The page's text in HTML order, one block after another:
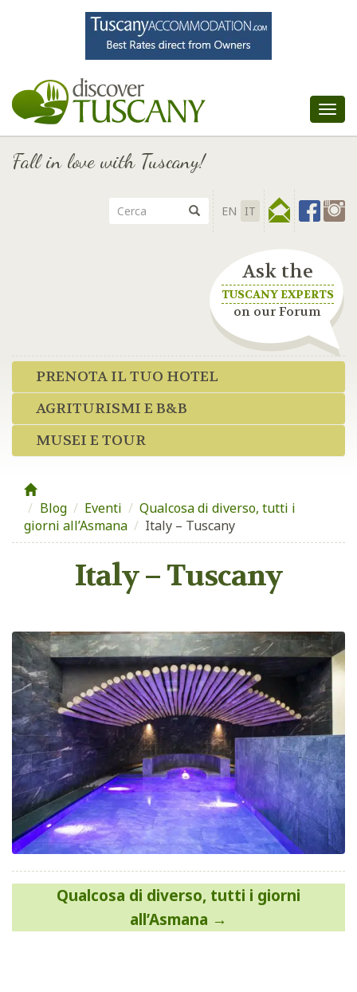
Fall in love with Tuscany!
EN IT
Ask the
TUSCANY EXPERTS
on our Forum
PRENOTA IL TUO HOTEL
AGRITURISMI E B&B
MUSEI E TOUR
Blog / Eventi / Qualcosa di diverso, tutti i
giorni all’Asmana / Italy – Tuscany
Italy – Tuscany
Navigazione
articoliQualcosa di diverso, tutti i giorni
all’Asmana